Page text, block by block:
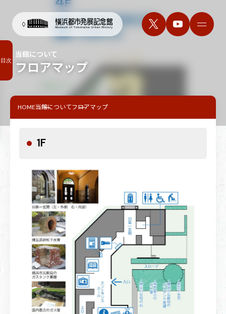
フロアマップ
当館について
HOME当館についてフロアマップ
1F
目次